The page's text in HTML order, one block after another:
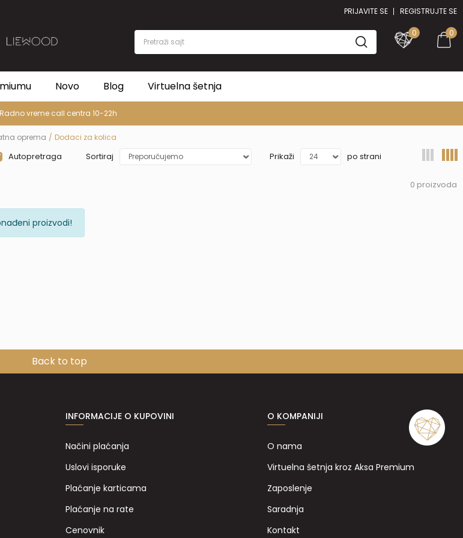
PRIJAVITE SE REGISTRUJTE SE
Pretraži sajt
0
0
Novo Blog Virtuelna šetnja
Radno vreme call centra 10-22h
oprema Dodaci za kolica
Autopretraga Sortiraj Prikaži po strani
0 proizvoda
proizvodi!
Back to top
INFORMACIJE O KUPOVINI
Načini plaćanja
Uslovi isporuke
Plaćanje karticama
Plaćanje na rate
Cenovnik
O KOMPANIJI
O nama
Virtuelna šetnja kroz Aksa Premium
Zaposlenje
Saradnja
Kontakt